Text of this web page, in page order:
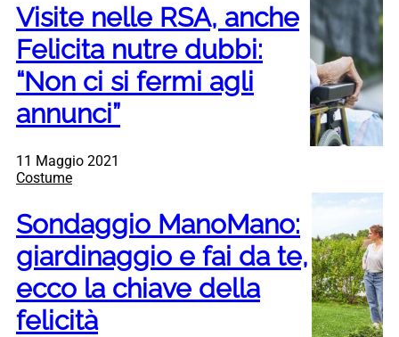
Visite nelle RSA, anche
Felicita nutre dubbi:
“Non ci si fermi agli
annunci”
11 Maggio 2021
Costume
Sondaggio ManoMano:
giardinaggio e fai da te,
ecco la chiave della
felicità